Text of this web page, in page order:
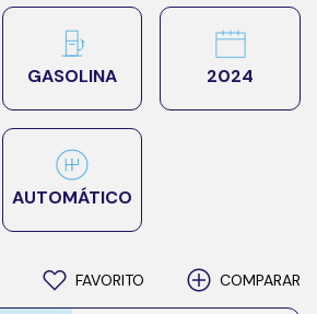
GASOLINA 2024
AUTOMÁTICO
FAVORITO COMPARAR